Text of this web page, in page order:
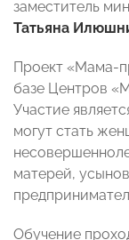
заместитель
Татьяна
Проект «Мама-
базе Центров
Участие
могут стать
матерей,
Обучение